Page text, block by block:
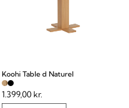
Koohi Table d Naturel
1.399,00 kr.